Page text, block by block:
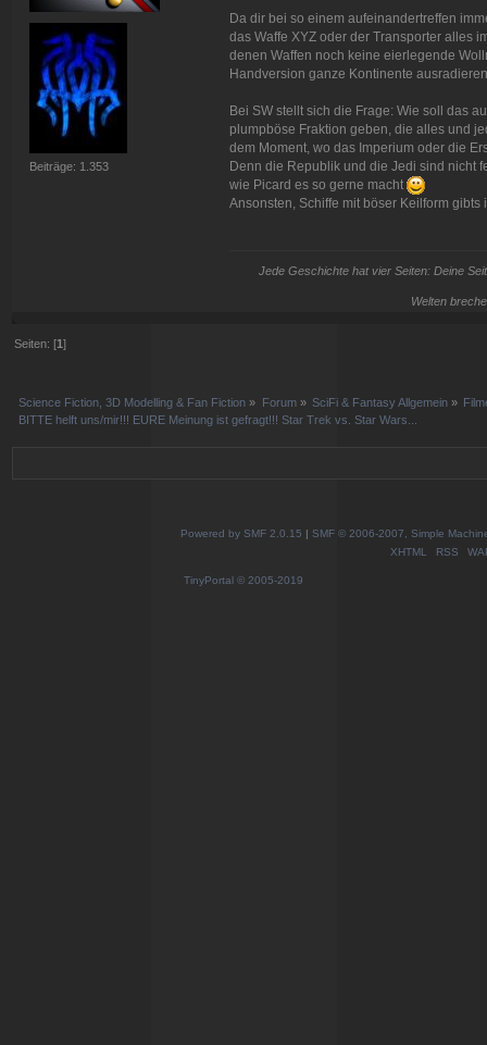
Beiträge: 1.353
Da dir bei so einem aufeinandertreffen
das Waffe XYZ oder der Transporter alles
denen Waffen noch keine eierlegende
Handversion ganze Kontinente
Bei SW stellt sich die Frage: Wie soll das
plumpböse Fraktion geben, die alles und
dem Moment, wo das Imperium oder die
Denn die Republik und die Jedi sind nicht
wie Picard es so gerne macht
Ansonsten, Schiffe mit böser Keilform gibts
Jede Geschichte hat vier Seiten: Deine
Welten
Seiten: [1]
Science Fiction, 3D Modelling & Fan Fiction » Forum» SciFi & Fantasy Allgemein »
BITTE helft uns/mir!!! EURE Meinung ist gefragt!!! Star Trek vs. Star Wars...
Powered by SMF 2.0.15 | SMF © 2006-2007, Simple
XHTML
RSS
TinyPortal © 2005-2019